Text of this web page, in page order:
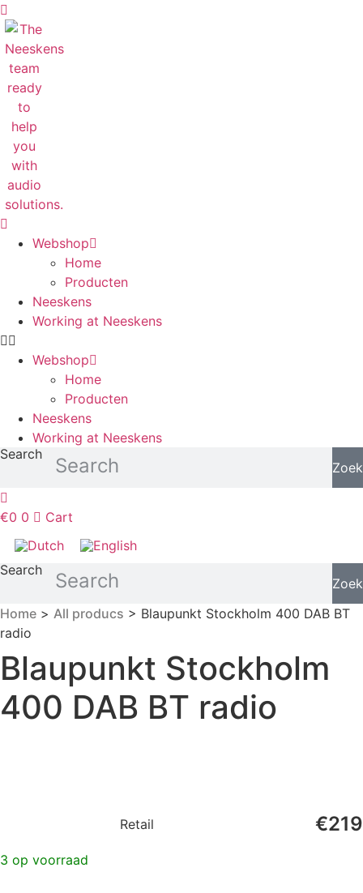
Skip
to
content
Webshop
Home
Producten
Neeskens
Working at Neeskens
Webshop
Home
Producten
Neeskens
Working at Neeskens
Search
Zoek
€0 0 Cart
Search
Zoek
Home > All producs > Blaupunkt Stockholm 400 DAB BT
radio
Blaupunkt Stockholm
400 DAB BT radio
Retail €219
3 op voorraad